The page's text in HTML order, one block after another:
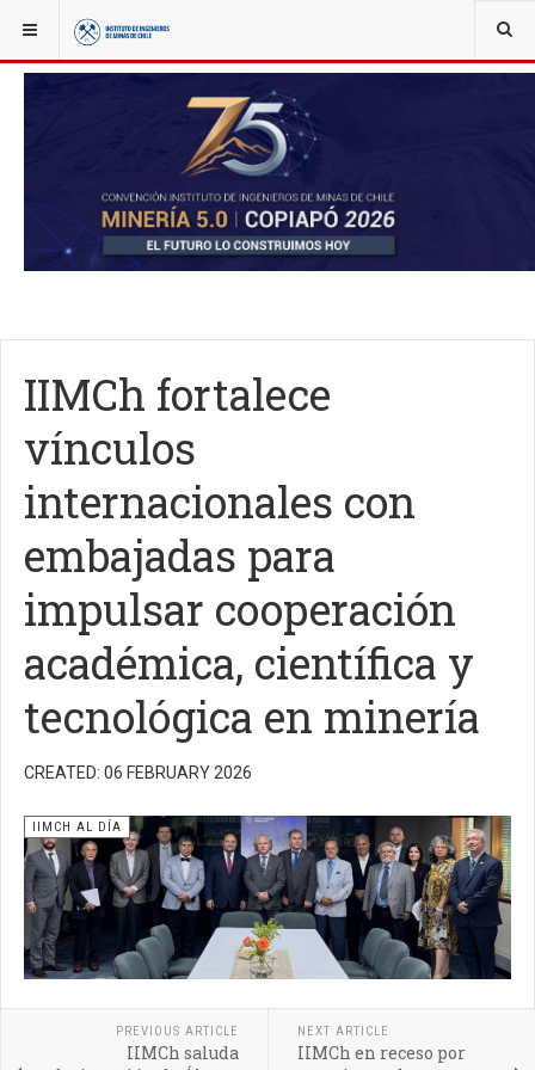
YOU ARE HERE: NOTICIAS
IIMCh fortalece
vínculos
internacionales con
embajadas para
impulsar cooperación
académica, científica y
tecnológica en minería
CREATED: 06 FEBRUARY 2026
IIMCH AL DÍA
PREVIOUS ARTICLE
IIMCh saluda
NEXT ARTICLE
IIMCh en receso por